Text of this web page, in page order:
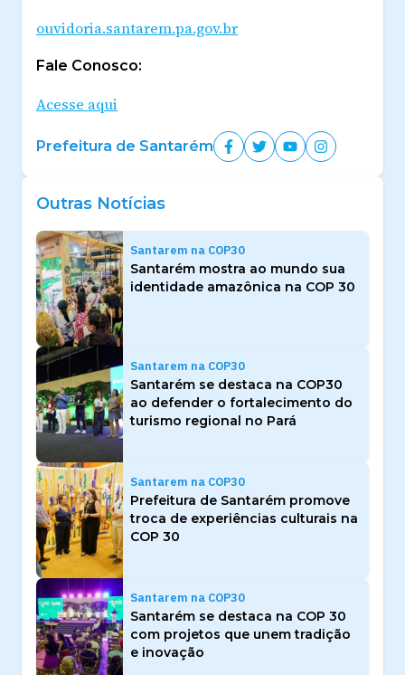
ouvidoria.santarem.pa.gov.br
Fale Conosco:
Acesse aqui
Prefeitura de Santarém
Outras Notícias
Santarem na COP30
Santarém mostra ao mundo sua
identidade amazônica na COP 30
Santarem na COP30
Santarém se destaca na COP30
ao defender o fortalecimento do
turismo regional no Pará
Santarem na COP30
Prefeitura de Santarém promove
troca de experiências culturais na
COP 30
Santarem na COP30
Santarém se destaca na COP 30
com projetos que unem tradição
e inovação